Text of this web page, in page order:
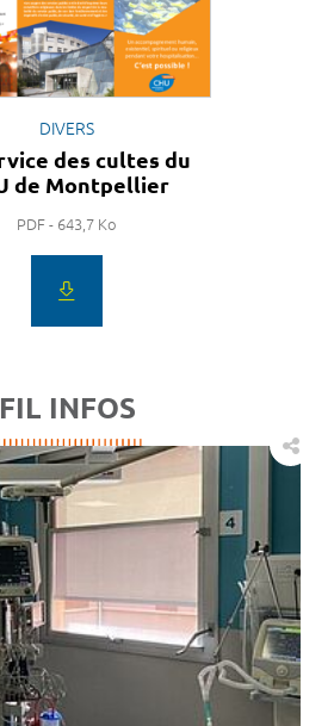
DIVERS
des cultes du
de Montpellier
PDF - 643,7 Ko
FIL INFOS